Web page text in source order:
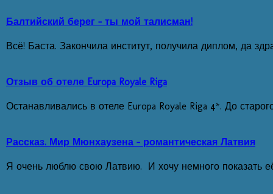
Балтийский берег - ты мой талисман!
Всё! Баста. Закончила институт, получила диплом, да
Отзыв об отеле Europa Royale Riga
Останавливались в отеле Europa Royale Riga 4*. До
Рассказ. Мир Мюнхаузена - романтическая Латвия
Я очень люблю свою Латвию. И хочу немного показать